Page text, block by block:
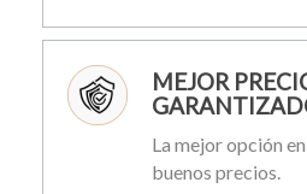
MEJOR
La mejor opción
buenos precios.